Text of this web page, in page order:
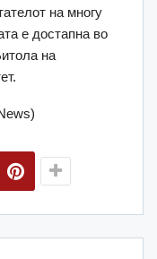
на многу
е достапна во
на